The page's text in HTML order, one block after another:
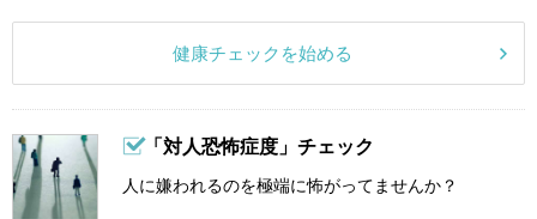
健康チェックを始める
「対人恐怖症度」チェック
人に嫌われるのを極端に怖がってませんか？